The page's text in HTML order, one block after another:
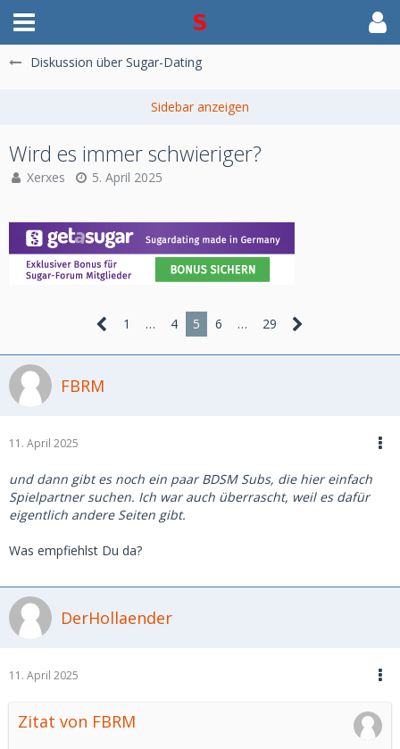
Diskussion über Sugar-Dating
Wird es immer schwieriger?
Xerxes 5. April 2025
1 … 4 5 6 … 29
FBRM
11. April 2025
und dann gibt es noch ein paar BDSM Subs, die hier einfach
Spielpartner suchen. Ich war auch überrascht, weil es dafür
eigentlich andere Seiten gibt.
Was empfiehlst Du da?
DerHollaender
11. April 2025
Zitat von FBRM